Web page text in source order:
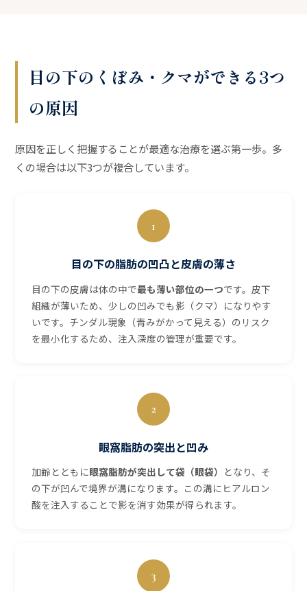
目の下のくぼみ・クマができる3つ
の原因
原因を正しく把握することが最適な治療を選ぶ第一歩。多
くの場合は以下3つが複合しています。
1
目の下の脂肪の凹凸と皮膚の薄さ
目の下の皮膚は体の中で最も薄い部位の一つです。皮下
組織が薄いため、少しの凹みでも影（クマ）になりやす
いです。チンダル現象（青みがかって見える）のリスク
を最小化するため、注入深度の管理が重要です。
2
眼窩脂肪の突出と凹み
加齢とともに眼窩脂肪が突出して袋（眼袋） となり、そ
の下が凹んで境界が溝になります。この溝にヒアルロン
酸を注入することで影を消す効果が得られます。
3